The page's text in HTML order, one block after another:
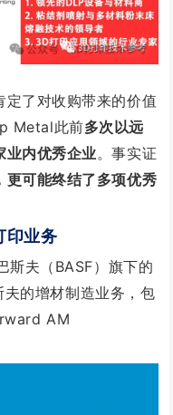
了对收购带来的价值
Metal此前多次以远
业内优秀企业。事实证
更可能终结了多项优秀
印业务
斯夫（BASF）旗下的
的增材制造业务，包
AM